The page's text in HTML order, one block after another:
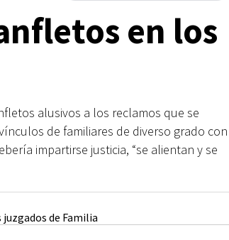
en los
alusivos a los reclamos que se
de familiares de diverso grado con
impartirse justicia, “se alientan y se